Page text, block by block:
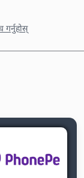
गर्नुहोस्